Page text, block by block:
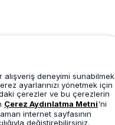
deneyimi sunabilmek
ayarlarınızı yönetmek için
çerezler ve bu çerezlerin
Çerez Aydınlatma Metni'ni
internet sayfasının
değiştirebilirsiniz.